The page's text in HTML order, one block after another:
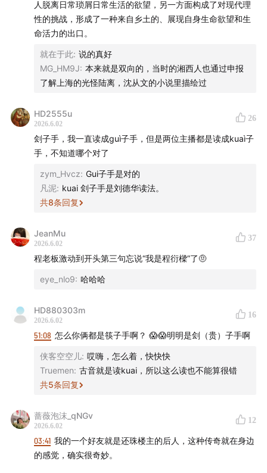
代文学，著有《江湖与游侠》
- 时间轴 -
平江不肖生、沈从文与丁玲的湖南属性
马案
「烟云模糊处」：《江湖奇侠传》中的虚虚实实
排教、辰州符与赶尸：平江不肖生笔下的民俗
沈从文对湘西「刻板印象」的反叛与接受
21:45 反差式设定、门派之别：开武侠小说先河
拳术、体育与写作：平江不肖生弘扬中国武术的志
代侠士形象
两种湘西：平江不肖生的「奇异传闻」与沈从文的
01:02:22从湖南到全中国：赶尸、辫子功的文艺再创作
- 支持我们的赞助商是对我们最好的支持 -
人脱离日常琐屑日常生活的欲望，另一方面构成了对现代理
性的挑战，形成了一种来自乡土的、展现自身生命欲望和生
命活力的出口。
就在于此: 说的真好
MG_HM9J: 本来就是双向的，当时的湘西人也通过申报
了解上海的光怪陆离，沈从文的小说里描绘过
HD2555u
2026.6.02
26
刽子手，我一直读成guì子手，但是两位主播都是读成kuaì子
手，不知道哪个对了
zym_Hvcz: Gui子手是对的
凡泥: kuai 刽子手是刘德华读法。
共8条回复
JeanMu
2026.6.02
37
程老板激动到开头第三句忘说“我是程衍樑”了🤨
eye_nlo9: 哈哈哈
HD880303m
2026.6.02
16
51:08 怎么你俩都是筷子手啊？ 😱😱明明是刽（贵）子手啊
侠客空空儿: 哎嗨，怎么着，快快快
Truemen: 古音就是读kuai，所以这么读也不能算很错
共5条回复
蔷薇泡沫_qNGv
2026.6.02
12
03:41 我的一个好友就是还珠楼主的后人，这种传奇就在身边
的感觉，确实很奇妙。